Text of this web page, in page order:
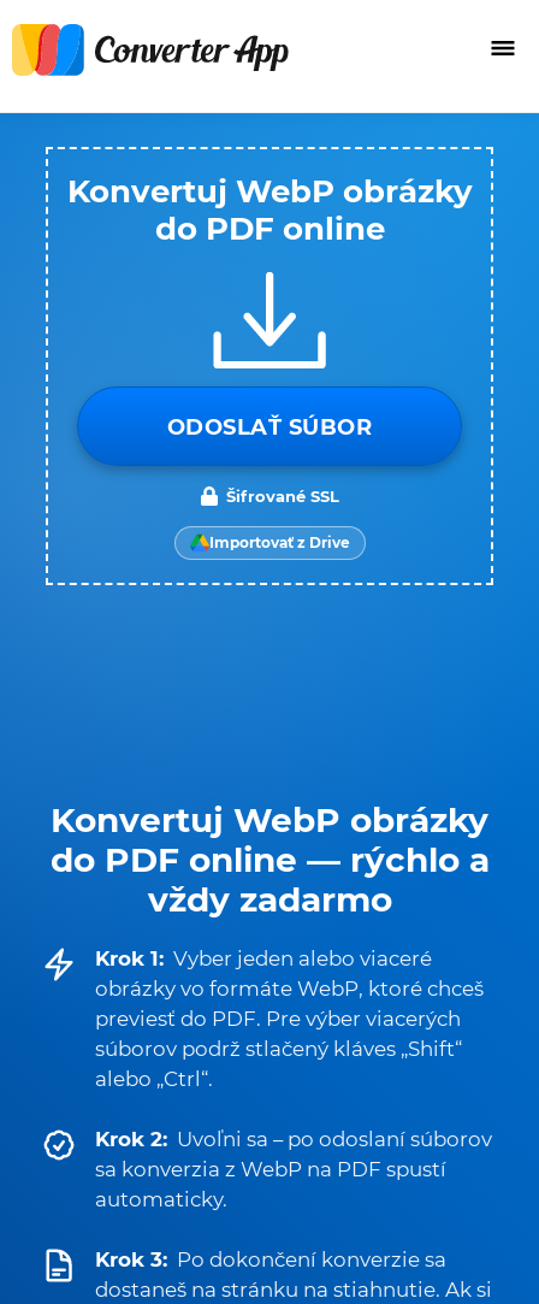
Konvertuj WebP obrázky
do PDF online — rýchlo a
vždy zadarmo
Krok 1: Vyber jeden alebo viaceré
obrázky vo formáte WebP, ktoré chceš
previesť do PDF. Pre výber viacerých
súborov podrž stlačený kláves „Shift“
alebo „Ctrl“.
Krok 2: Uvoľni sa – po odoslaní súborov
sa konverzia z WebP na PDF spustí
automaticky.
Krok 3: Po dokončení konverzie sa
dostaneš na stránku na stiahnutie. Ak si
Konvertuj WebP obrázky
do PDF online
ODOSLAŤ SÚBOR
Šifrované SSL
Importovať z Drive